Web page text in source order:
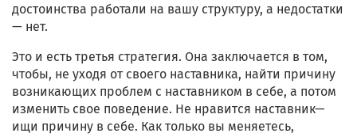
достоинства работали на вашу структуру, а недостатки
— нет.
Это и есть третья стратегия. Она заключается в том,
чтобы, не уходя от своего наставника, найти причину
возникающих проблем с наставником в себе, а потом
изменить свое поведение. Не нравится наставник—
ищи причину в себе. Как только вы меняетесь,